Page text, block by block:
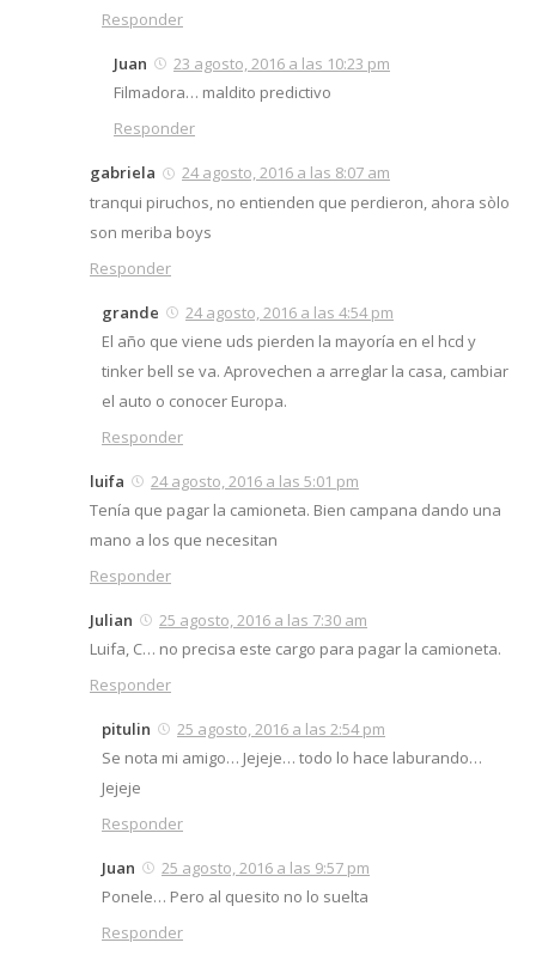
Responder
Juan
23 agosto, 2016 a las 10:23 pm
Filmadora… maldito predictivo
Responder
gabriela
24 agosto, 2016 a las 8:07 am
tranqui piruchos, no entienden que perdieron, ahora sòlo
son meriba boys
Responder
grande
24 agosto, 2016 a las 4:54 pm
El año que viene uds pierden la mayoría en el hcd y
tinker bell se va. Aprovechen a arreglar la casa, cambiar
el auto o conocer Europa.
Responder
luifa
24 agosto, 2016 a las 5:01 pm
Tenía que pagar la camioneta. Bien campana dando una
mano a los que necesitan
Responder
Julian
25 agosto, 2016 a las 7:30 am
Luifa, C… no precisa este cargo para pagar la camioneta.
Responder
pitulin
25 agosto, 2016 a las 2:54 pm
Se nota mi amigo… Jejeje… todo lo hace laburando…
Jejeje
Responder
Juan
25 agosto, 2016 a las 9:57 pm
Ponele… Pero al quesito no lo suelta
Responder